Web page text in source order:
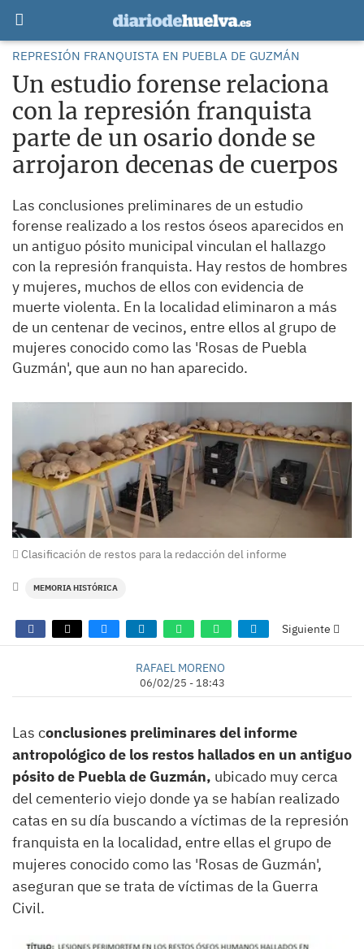
REPRESIÓN FRANQUISTA EN PUEBLA DE GUZMÁN
Un estudio forense relaciona
con la represión franquista
parte de un osario donde se
arrojaron decenas de cuerpos
Las conclusiones preliminares de un estudio
forense realizado a los restos óseos aparecidos en
un antiguo pósito municipal vinculan el hallazgo
con la represión franquista. Hay restos de hombres
y mujeres, muchos de ellos con evidencia de
muerte violenta. En la localidad eliminaron a más
de un centenar de vecinos, entre ellos al grupo de
mujeres conocido como las 'Rosas de Puebla
Guzmán', que aun no han aparecido.
Clasificación de restos para la redacción del informe
MEMORIA HISTÓRICA
Siguiente
RAFAEL MORENO
06/02/25 - 18:43
Las conclusiones preliminares del informe
antropológico de los restos hallados en un antiguo
pósito de Puebla de Guzmán, ubicado muy cerca
del cementerio viejo donde ya se habían realizado
catas en su día buscando a víctimas de la represión
franquista en la localidad, entre ellas el grupo de
mujeres conocido como las 'Rosas de Guzmán',
aseguran que se trata de víctimas de la Guerra
Civil.